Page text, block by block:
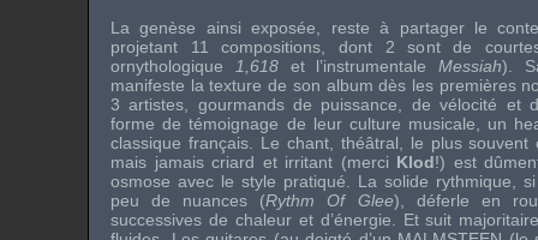
La genèse ainsi exposée, reste à partager le
projetant 11 compositions, dont 2 sont de
ornythologique
1,618et l’instrumentaleMessiah).
manifeste la texture de son album dès les premières
3 artistes, gourmands de puissance, de vélocité et
forme de témoignage de leur culture musicale, un
classique français. Le chant, théâtral, le plus
mais jamais criard et irritant (merci Klod!) est
osmose avec le style pratiqué. La solide rythmique,
peu de nuances (Rythm Of Glee), déferle en
successives de chaleur et d’énergie. Et suit